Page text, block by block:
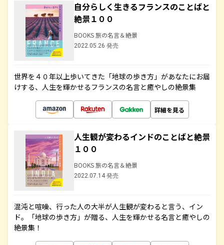
自分らしく生きるフランスのことばと
絶景１００
BOOKS 旅の名言＆絶景
2022.05.26 発売
世界を４０年以上歩いてきた「地球の歩き方」があなたにお届
けする、人生を輝かせるフランスの名言と癒やしの絶景集
詳細を見る
人生観が変わるインドのことばと絶景
１００
BOOKS 旅の名言＆絶景
2022.07.14 発売
混沌と喧噪、行った人の大半が人生観が変わると言う、イン
ド。「地球の歩き方」が贈る、人生を輝かせる名言と癒やしの
絶景集！